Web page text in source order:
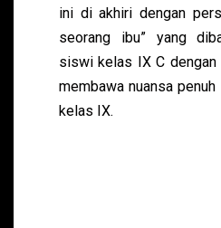
ini di akhiri dengan
seorang ibu” yang
siswi kelas IX C dengan
membawa nuansa
kelas IX.